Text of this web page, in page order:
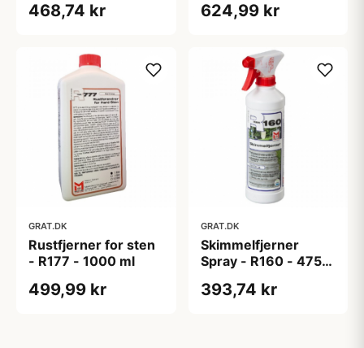
farveforstærker -
468,74 kr
- 1000 ml
624,99 kr
GRAT.DK
Rustfjerner for sten
- R177 - 1000 ml
499,99 kr
GRAT.DK
Skimmelfjerner
Spray - R160 - 475
393,74 kr